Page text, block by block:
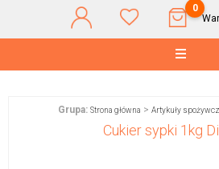
0
Grupa: Strona główna > Artykuły
Cukier sypki 1kg